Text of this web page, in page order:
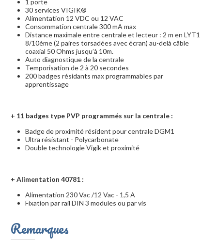
1 porte
30 services VIGIK®
Alimentation 12 VDC ou 12 VAC
Consommation centrale 300 mA max
Distance maximale entre centrale et lecteur : 2 m en LYT1
8/10ème (2 paires torsadées avec écran) au-delà câble
coaxial 50 Ohms jusqu’à 10m.
Auto diagnostique de la centrale
Temporisation de 2 à 20 secondes
200 badges résidants max programmables par
apprentissage
+ 11 badges type PVP programmés sur la centrale :
Badge de proximité résident pour centrale DGM1
Ultra résistant - Polycarbonate
Double technologie Vigik et proximité
+ Alimentation 40781 :
Alimentation 230 Vac /12 Vac - 1,5 A
Fixation par rail DIN 3 modules ou par vis
Remarques